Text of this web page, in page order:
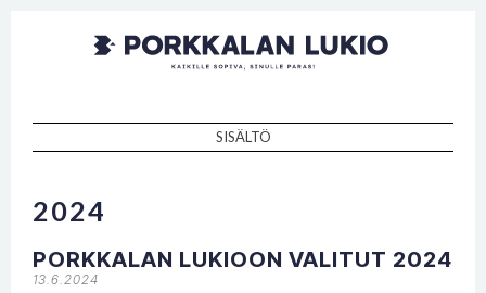
Porkkalan
lukio
Kaikille sopiva, sinulle paras!
SISÄLTÖ
2024
PORKKALAN LUKIOON VALITUT 2024
13.6.2024